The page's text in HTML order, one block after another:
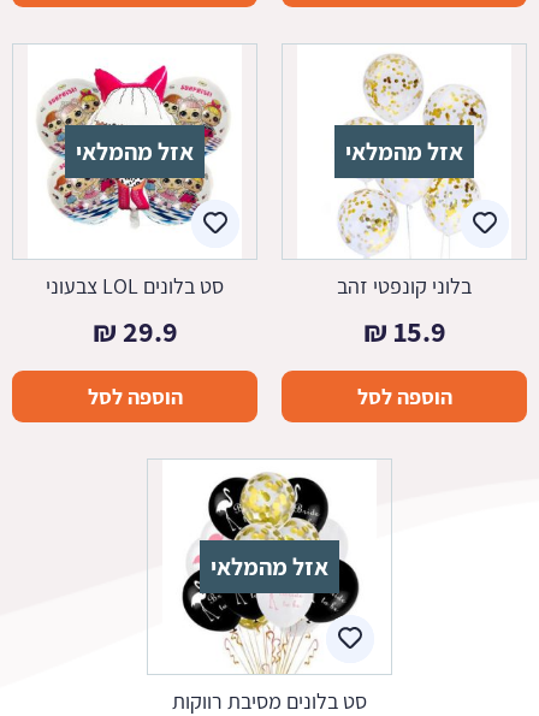
אזל מהמלאי
בלוני קונפטי זהב
15.9
₪
הוספה לסל
אזל מהמלאי
סט בלונים LOL צבעוני
29.9
₪
הוספה לסל
אזל מהמלאי
סט בלונים מסיבת רווקות